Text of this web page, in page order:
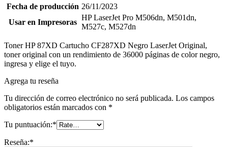
Fecha de producción 26/11/2023
Usar en Impresoras
HP LaserJet Pro M506dn, M501dn,
M527c, M527dn
Toner HP 87XD Cartucho CF287XD Negro LaserJet Original,
toner original con un rendimiento de 36000 páginas de color negro,
ingresa y elige el tuyo.
Agrega tu reseña
Tu dirección de correo electrónico no será publicada. Los campos
obligatorios están marcados con *
Tu puntuación:*
Reseña:*